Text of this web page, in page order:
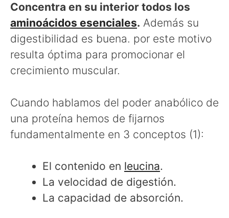
Concentra en su interior todos los
aminoácidos esenciales. Además su
digestibilidad es buena. por este motivo
resulta óptima para promocionar el
crecimiento muscular.
Cuando hablamos del poder anabólico de
una proteína hemos de fijarnos
fundamentalmente en 3 conceptos (1):
El contenido en leucina.
La velocidad de digestión.
La capacidad de absorción.